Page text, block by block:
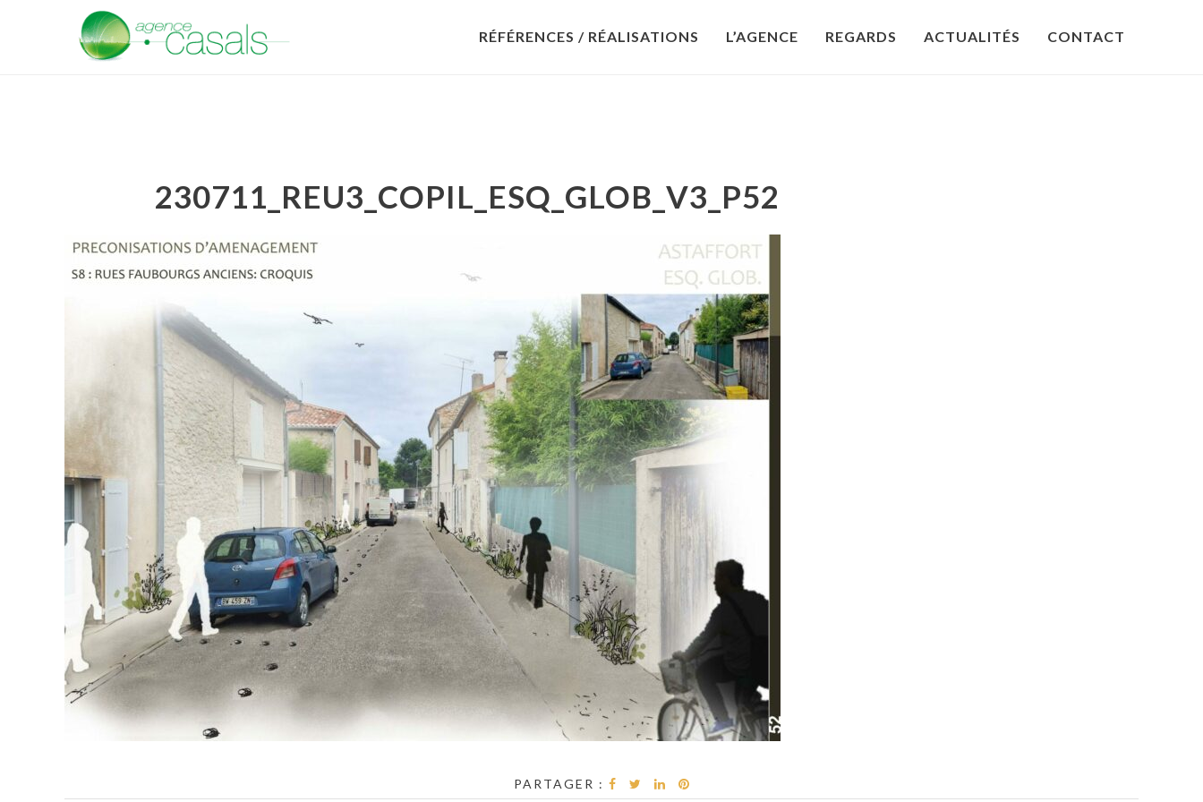
RÉFÉRENCES / RÉALISATIONS L’AGENCE REGARDS ACTUALITÉS CONTACT
230711_REU3_COPIL_ESQ_GLOB_V3_P52
PARTAGER :